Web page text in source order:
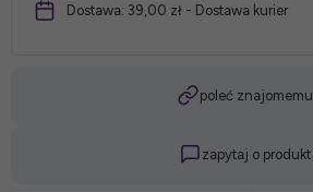
Dostawa: 39,00 zł - Dostawa kurier
poleć znajomemu
zapytaj o produkt